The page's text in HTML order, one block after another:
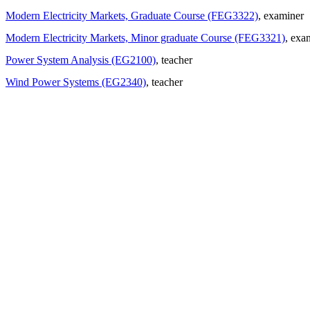
Modern Electricity Markets, Graduate Course (FEG3322), examiner
Modern Electricity Markets, Minor graduate Course (FEG3321),
Power System Analysis (EG2100), teacher
Wind Power Systems (EG2340), teacher